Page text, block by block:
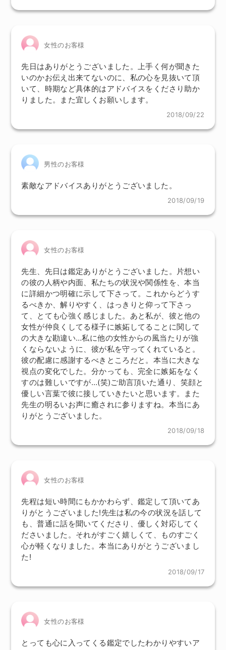
女性のお客様
先日はありがとうございました。上手く何が聞きた
いのかお伝え出来てないのに、私の心を見抜いて頂
いて、時期など具体的はアドバイスをくださり助か
りました。また宜しくお願いします。
2018/09/22
男性のお客様
素敵なアドバイスありがとうございました。
2018/09/19
女性のお客様
先生、先日は鑑定ありがとうございました。片想い
の彼の人柄や内面、私たちの状況や関係性を、本当
に詳細かつ明確に示して下さって。これからどうす
るべきか、解りやすく、はっきりと仰って下さっ
て、とても心強く感じました。あと私が、彼と他の
女性が仲良くしてる様子に嫉妬してることに関して
の大きな勘違い…私に他の女性からの風当たりが強
くならないように、彼が私を守ってくれていると。
彼の配慮に感謝するべきところだと。本当に大きな
視点の変化でした。分かっても、完全に嫉妬をなく
すのは難しいですが…(笑)ご助言頂いた通り、笑顔と
優しい言葉で彼に接していきたいと思います。また
先生の明るいお声に癒されに参りますね。本当にあ
りがとうございました。
2018/09/18
女性のお客様
先程は短い時間にもかかわらず、鑑定して頂いてあ
りがとうございました!先生は私の今の状況を話して
も、普通に話を聞いてくださり、優しく対応してく
ださいました。それがすごく嬉しくて、ものすごく
心が軽くなりました。本当にありがとうございまし
た!
2018/09/17
女性のお客様
とっても心に入ってくる鑑定でしたわかりやすいア